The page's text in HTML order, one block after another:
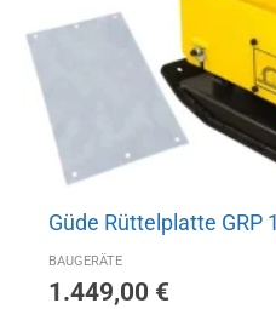
Güde Rüttelplatte GRP
BAUGERÄTE
1.449,00 €